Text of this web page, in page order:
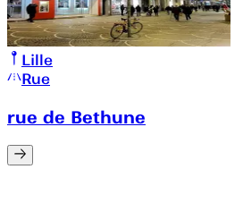
Lille
Rue
rue de Bethune